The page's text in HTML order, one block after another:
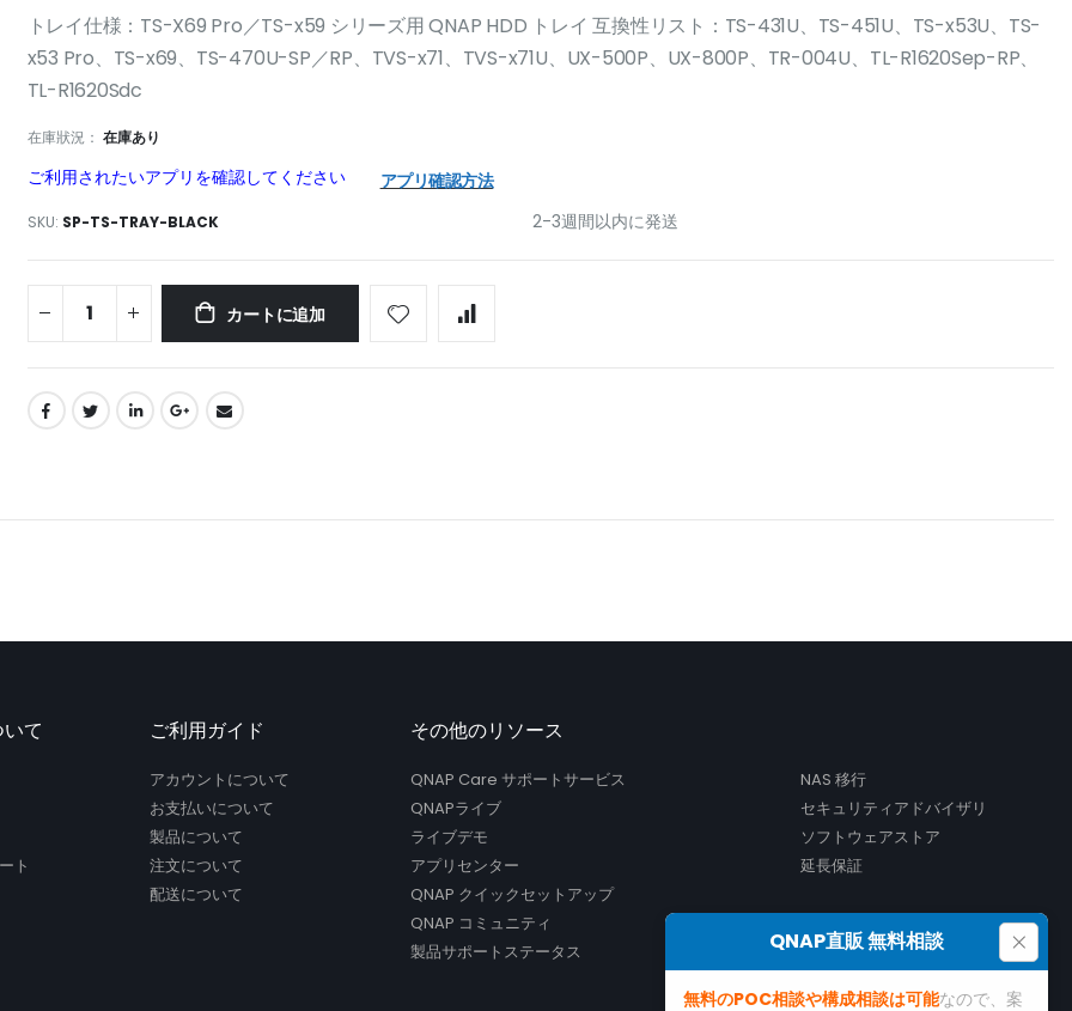
トレイ仕様：TS-X69 Pro／TS-x59 シリーズ用 QNAP HDD トレイ 互換性リスト：TS-431U、TS-451U、TS-x53U、TS-
x53 Pro、TS-x69、TS-470U-SP／RP、TVS-x71、TVS-x71U、UX-500P、UX-800P、TR-004U、TL-R1620Sep-RP、
TL-R1620Sdc
在庫狀況： 在庫あり
ご利用されたいアプリを確認してください アプリ確認方法
SKU SP-TS-TRAY-BLACK 2-3週間以内に発送
カートに追加
て
ト
ご利用ガイド
アカウントについて
お支払いについて
製品について
注文について
配送について
その他のリソース
QNAP Care サポートサービス
QNAPライブ
ライブデモ
アプリセンター
QNAP クイックセットアップ
QNAP コミュニティ
製品サポートステータス
NAS 移行
セキュリティアドバイザリ
ソフトウェアストア
延長保証
QNAP直販 無料相談 ×
無料のPOC相談や構成相談は可能なので、案